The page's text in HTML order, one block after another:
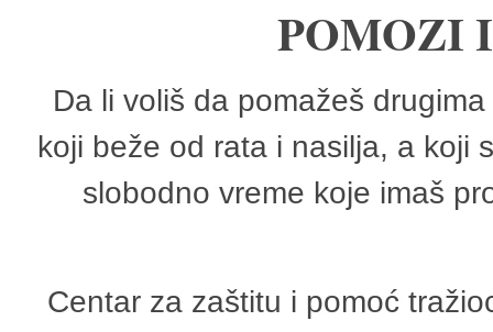
POMOZI
Da li voliš da pomažeš
koji beže od rata i nasilja, a koji
slobodno vreme koje imaš
Centar za zaštitu i pomoć